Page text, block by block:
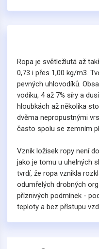
Ropa je světležlutá až
0,73 i přes 1,00 kg/m3.
pevných uhlovodíků.
vodíku, 4 až 7% síry a
hloubkách až několika
dvěma nepropustnými
často spolu se zemním
Vznik ložisek ropy není
jako je tomu u uhelných
tvrdí, že ropa vznikla
odumřelých drobných
příznivých podmínek -
teploty a bez přístupu